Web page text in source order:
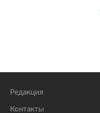
Редакция
Контакты